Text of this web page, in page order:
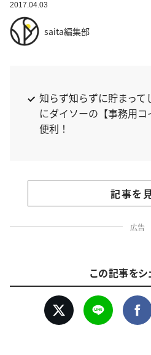
2017.04.03
saita編集部
知らず知らずに貯まっ
にダイソーの【事務用
便利！
記事を
広告
この記事をシ